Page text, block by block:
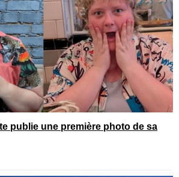
publie une première photo de sa